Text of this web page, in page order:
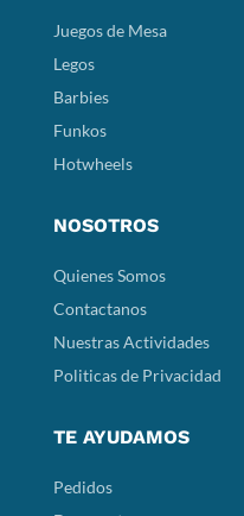
Juegos de Mesa
Legos
Barbies
Funkos
Hotwheels
NOSOTROS
Quienes Somos
Contactanos
Nuestras Actividades
Politicas de Privacidad
TE AYUDAMOS
Pedidos